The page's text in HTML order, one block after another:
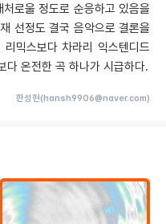
로울 정도로 순응하고 있음을
선정도 결국 음악으로 결론을
믹스보다 차라리 익스텐디드
다 온전한 곡 하나가 시급하다.
한성현(hansh9906@naver.com)